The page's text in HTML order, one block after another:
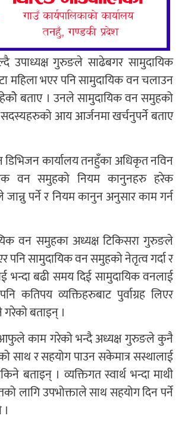
उपाध्यक्ष गुरुङले साढेबगर सामुदायिक
महिला भएर पनि सामुदायिक वन चलाउन
बताए । उनले सामुदायिक वन समुहको
आय आर्जनमा खर्चनुपर्ने बताए
डिभिजन कार्यालय तनहुँका अधिकृत नविन
वन समुहको नियम कानुनहरु हरेक
जान्नु पर्ने र नियम कानुन अनुसार काम गर्न
वन समुहका अध्यक्ष टिकिसरा गुरुङले
सामुदायिक वन समुहको नेतृत्व गर्दा र
भन्दा बढी समय दिई सामुदायिक वनलाई
कतिपय व्यक्तिहरुबाट पुर्वाग्रह लिएर
बताइन् ।
काम गरेको भन्दै अध्यक्ष गुरुङले कुनै
साथ र सहयोग पाउन सकेमात्र सस्थालाई
बताइन् । व्यक्तिगत स्वार्थ भन्दा माथी
लागि उपभोक्ताले साथ सहयोग दिन पर्ने